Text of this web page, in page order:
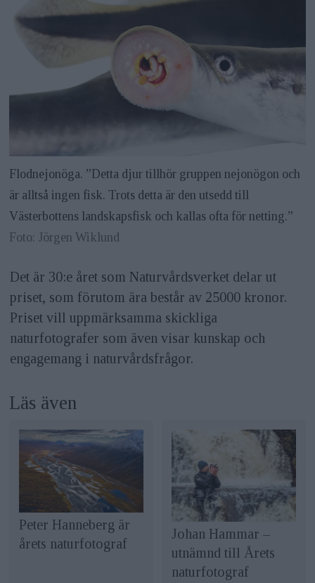
Flodnejonöga. ”Detta djur tillhör gruppen nejonögon och
är alltså ingen fisk. Trots detta är den utsedd till
Västerbottens landskapsfisk och kallas ofta för netting.”
Foto: Jörgen Wiklund
Det är 30:e året som Naturvårdsverket delar ut
priset, som förutom ära består av 25000 kronor.
Priset vill uppmärksamma skickliga
naturfotografer som även visar kunskap och
engagemang i naturvårdsfrågor.
Läs även
Peter Hanneberg är
årets naturfotograf
Johan Hammar –
utnämnd till Årets
naturfotograf